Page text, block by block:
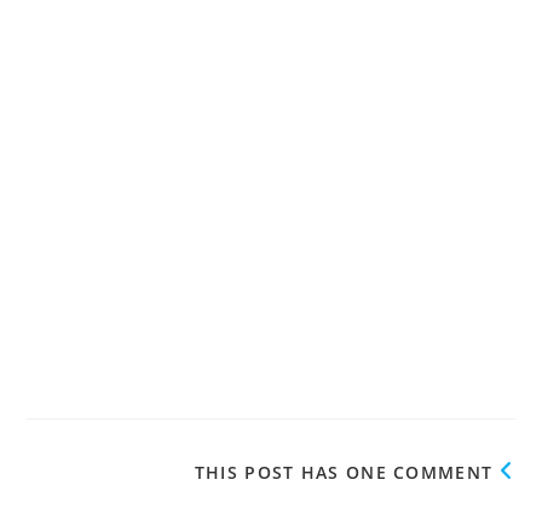
THIS POST HAS ONE COMMENT